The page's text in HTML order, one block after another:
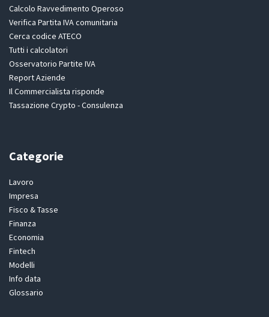
Calcolo Ravvedimento Operoso
Verifica Partita IVA comunitaria
Cerca codice ATECO
Tutti i calcolatori
Osservatorio Partite IVA
Report Aziende
Il Commercialista risponde
Tassazione Crypto - Consulenza
Categorie
Lavoro
Impresa
Fisco & Tasse
Finanza
Economia
Fintech
Modelli
Info data
Glossario